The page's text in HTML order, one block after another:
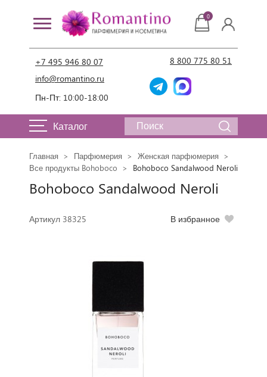
+7 495 946 80 07
info@romantino.ru
Пн-Пт: 10:00-18:00
8 800 775 80 51
0
Каталог
Главная Парфюмерия
Женская парфюмерия
Все продукты Bohoboco
Bohoboco Sandalwood Neroli
Bohoboco Sandalwood Neroli
Артикул 38325 В избранное